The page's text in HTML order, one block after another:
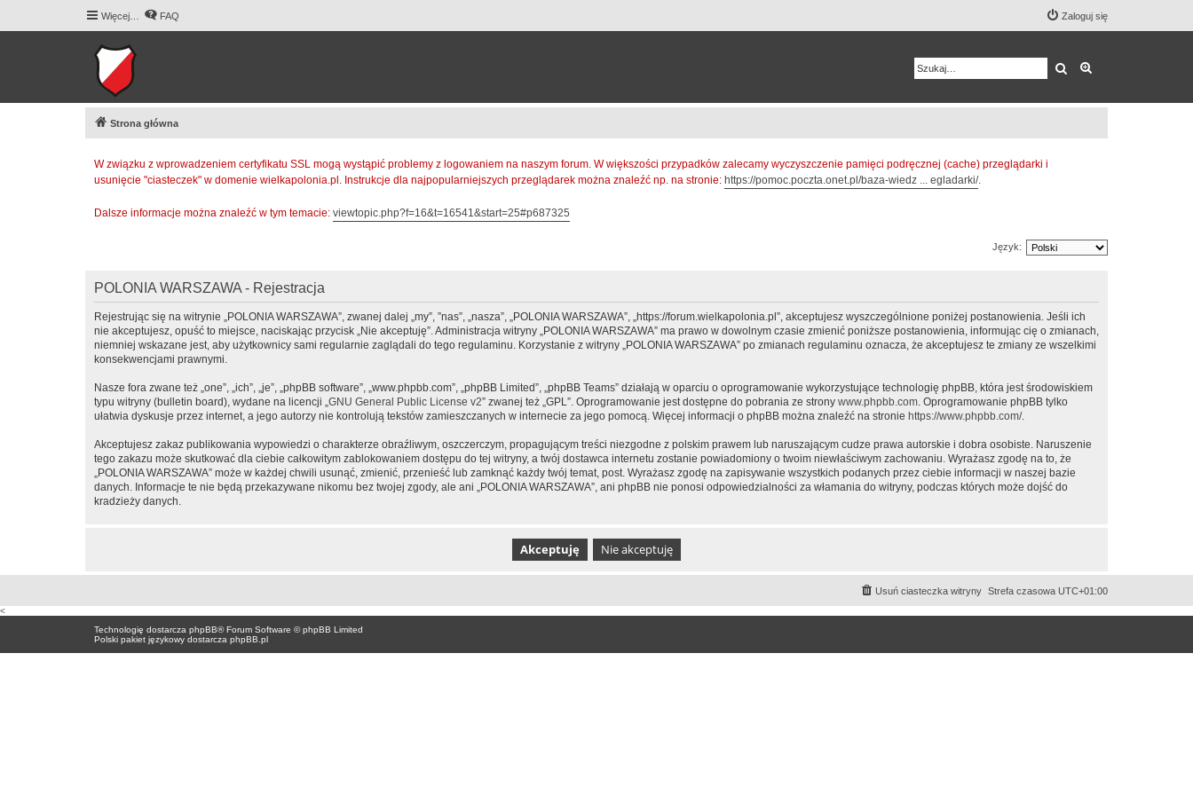
Więcej… FAQ Zaloguj się
Szukaj
Strona główna
W związku z wprowadzeniem certyfikatu SSL mogą wystąpić problemy z logowaniem na naszym forum. W większości przypadków zalecamy wyczyszczenie pamięci podręcznej (cache) przeglądarki i
usunięcie "ciasteczek" w domenie wielkapolonia.pl. Instrukcje dla najpopularniejszych przeglądarek można znaleźć np. na stronie: https://pomoc.poczta.onet.pl/baza-wiedz ... egladarki/.
Dalsze informacje można znaleźć w tym temacie: viewtopic.php?f=16&t=16541&start=25#p687325
Język:
POLONIA WARSZAWA - Rejestracja
Rejestrując się na witrynie „POLONIA WARSZAWA”, zwanej dalej „my”, ”nas”, „nasza”, „POLONIA WARSZAWA”, „https://forum.wielkapolonia.pl”, akceptujesz wyszczególnione poniżej postanowienia. Jeśli ich
nie akceptujesz, opuść to miejsce, naciskając przycisk „Nie akceptuję”. Administracja witryny „POLONIA WARSZAWA” ma prawo w dowolnym czasie zmienić poniższe postanowienia, informując cię o zmianach,
niemniej wskazane jest, aby użytkownicy sami regularnie zaglądali do tego regulaminu. Korzystanie z witryny „POLONIA WARSZAWA” po zmianach regulaminu oznacza, że akceptujesz te zmiany ze wszelkimi
konsekwencjami prawnymi.
Nasze fora zwane też „one”, „ich”, „je”, „phpBB software”, „www.phpbb.com”, „phpBB Limited”, „phpBB Teams” działają w oparciu o oprogramowanie wykorzystujące technologię phpBB, która jest środowiskiem
typu witryny (bulletin board), wydane na licencji „ GNU General Public License v2” zwanej też „GPL”. Oprogramowanie jest dostępne do pobrania ze strony www.phpbb.com . Oprogramowanie phpBB tylko
ułatwia dyskusje przez internet, a jego autorzy nie kontrolują tekstów zamieszczanych w internecie za jego pomocą. Więcej informacji o phpBB można znaleźć na stronie https://www.phpbb.com/.
Akceptujesz zakaz publikowania wypowiedzi o charakterze obraźliwym, oszczerczym, propagującym treści niezgodne z polskim prawem lub naruszającym cudze prawa autorskie i dobra osobiste. Naruszenie
tego zakazu może skutkować dla ciebie całkowitym zablokowaniem dostępu do tej witryny, a twój dostawca internetu zostanie powiadomiony o twoim niewłaściwym zachowaniu. Wyrażasz zgodę na to, że
„POLONIA WARSZAWA” może w każdej chwili usunąć, zmienić, przenieść lub zamknąć każdy twój temat, post. Wyrażasz zgodę na zapisywanie wszystkich podanych przez ciebie informacji w naszej bazie
danych. Informacje te nie będą przekazywane nikomu bez twojej zgody, ale ani „POLONIA WARSZAWA”, ani phpBB nie ponosi odpowiedzialności za włamania do witryny, podczas których może dojść do
kradzieży danych.
Strefa czasowa UTC+01:00
Usuń ciasteczka witryny
<
Technologię dostarcza phpBB® Forum Software © phpBB Limited
Polski pakiet językowy dostarcza phpBB.pl